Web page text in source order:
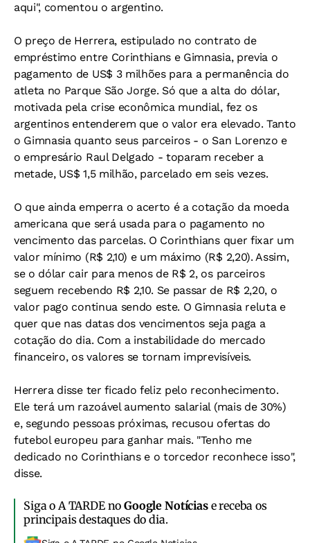
aqui", comentou o argentino.
O preço de Herrera, estipulado no contrato de
empréstimo entre Corinthians e Gimnasia, previa o
pagamento de US$ 3 milhões para a permanência do
atleta no Parque São Jorge. Só que a alta do dólar,
motivada pela crise econômica mundial, fez os
argentinos entenderem que o valor era elevado. Tanto
o Gimnasia quanto seus parceiros - o San Lorenzo e
o empresário Raul Delgado - toparam receber a
metade, US$ 1,5 milhão, parcelado em seis vezes.
O que ainda emperra o acerto é a cotação da moeda
americana que será usada para o pagamento no
vencimento das parcelas. O Corinthians quer fixar um
valor mínimo (R$ 2,10) e um máximo (R$ 2,20). Assim,
se o dólar cair para menos de R$ 2, os parceiros
seguem recebendo R$ 2,10. Se passar de R$ 2,20, o
valor pago continua sendo este. O Gimnasia reluta e
quer que nas datas dos vencimentos seja paga a
cotação do dia. Com a instabilidade do mercado
financeiro, os valores se tornam imprevisíveis.
Herrera disse ter ficado feliz pelo reconhecimento.
Ele terá um razoável aumento salarial (mais de 30%)
e, segundo pessoas próximas, recusou ofertas do
futebol europeu para ganhar mais. "Tenho me
dedicado no Corinthians e o torcedor reconhece isso",
disse.
Siga o A TARDE noGoogle Notíciase receba os
principais destaques do dia.